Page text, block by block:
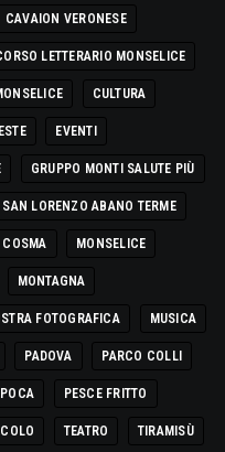
CAVAION VERONESE
LETTERARIO MONSELICE
CULTURA
ESTE EVENTI
GRUPPO MONTI SALUTE PIÙ
SAN LORENZO ABANO TERME
MONSELICE
MONTAGNA
FOTOGRAFICA MUSICA
PADOVA PARCO COLLI
PESCE FRITTO
TEATRO TIRAMISÙ